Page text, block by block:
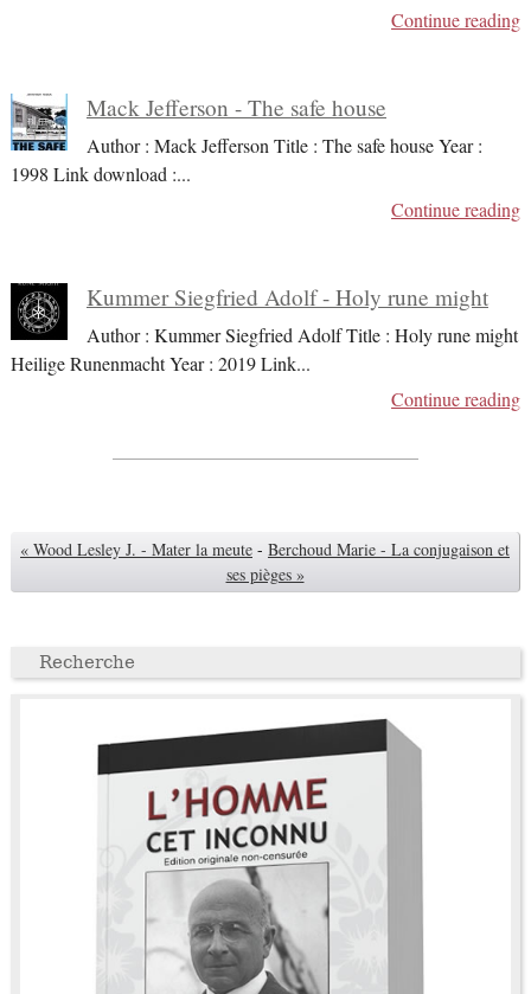
Continue reading
Mack Jefferson - The safe house
Author : Mack Jefferson Title : The safe house Year :
1998 Link download :...
Continue reading
Kummer Siegfried Adolf - Holy rune might
Author : Kummer Siegfried Adolf Title : Holy rune might
Heilige Runenmacht Year : 2019 Link...
Continue reading
« Wood Lesley J. - Mater la meute - Berchoud Marie - La conjugaison et
ses pièges »
Recherche